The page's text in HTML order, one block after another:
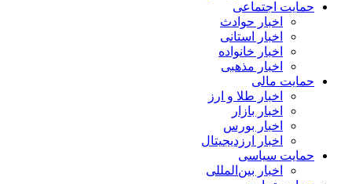
حمایت اجتماعی
اخبار حوادث
اخبار استانی
اخبار خانواده
اخبار مذهبی
حمایت مالی
اخبار طلا و ارز
اخبار بازار
اخبار بورس
اخبار ارزدیجیتال
حمایت سیاسی
اخبار بین‌المللی